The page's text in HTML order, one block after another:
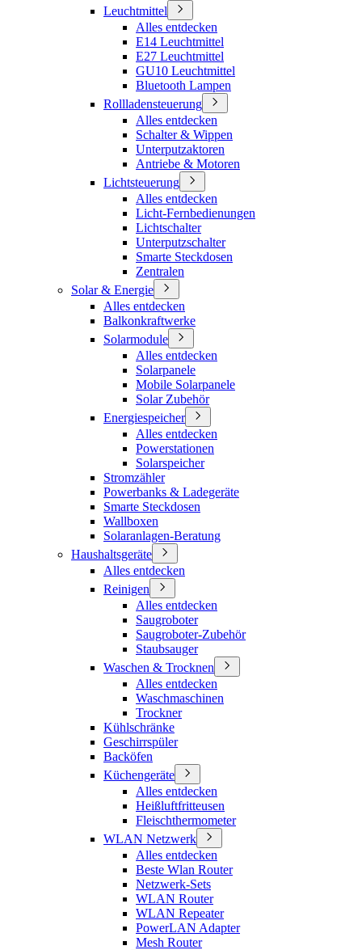
Leuchtmittel
Alles entdecken
E14 Leuchtmittel
E27 Leuchtmittel
GU10 Leuchtmittel
Bluetooth Lampen
Rollladensteuerung
Alles entdecken
Schalter & Wippen
Unterputzaktoren
Antriebe & Motoren
Lichtsteuerung
Alles entdecken
Licht-Fernbedienungen
Lichtschalter
Unterputzschalter
Smarte Steckdosen
Zentralen
Solar & Energie
Alles entdecken
Balkonkraftwerke
Solarmodule
Alles entdecken
Solarpanele
Mobile Solarpanele
Solar Zubehör
Energiespeicher
Alles entdecken
Powerstationen
Solarspeicher
Stromzähler
Powerbanks & Ladegeräte
Smarte Steckdosen
Wallboxen
Solaranlagen-Beratung
Haushaltsgeräte
Alles entdecken
Reinigen
Alles entdecken
Saugroboter
Saugroboter-Zubehör
Staubsauger
Waschen & Trocknen
Alles entdecken
Waschmaschinen
Trockner
Kühlschränke
Geschirrspüler
Backöfen
Küchengeräte
Alles entdecken
Heißluftfritteusen
Fleischthermometer
WLAN Netzwerk
Alles entdecken
Beste Wlan Router
Netzwerk-Sets
WLAN Router
WLAN Repeater
PowerLAN Adapter
Mesh Router